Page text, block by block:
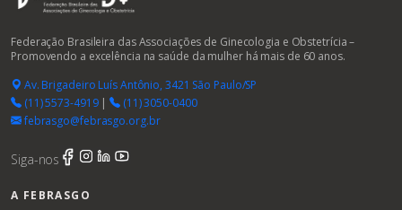
Federação Brasileira das Associações de Ginecologia e Obstetrícia –
Promovendo a excelência na saúde da mulher há mais de 60 anos.
Av. Brigadeiro Luís Antônio, 3421 São Paulo/SP
(11) 5573-4919|
(11) 3050-0400
febrasgo@febrasgo.org.br
Siga-nos
A FEBRASGO